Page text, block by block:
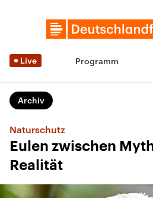
Live Programm
Archiv
Naturschutz
Eulen zwischen
Realität